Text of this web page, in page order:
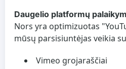
Daugelio platformų
Nors yra optimizuotas
mūsų parsisiuntėjas veikia
Vimeo grojaraščiai